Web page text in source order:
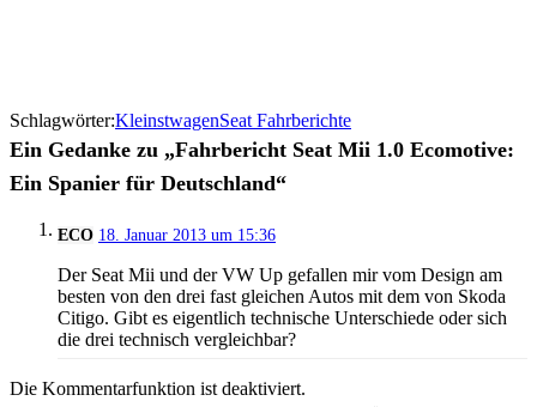
Schlagwörter:KleinstwagenSeat Fahrberichte
Ein Gedanke zu „Fahrbericht Seat Mii 1.0 Ecomotive:
Ein Spanier für Deutschland“
ECO 18. Januar 2013 um 15:36
Der Seat Mii und der VW Up gefallen mir vom Design am
besten von den drei fast gleichen Autos mit dem von Skoda
Citigo. Gibt es eigentlich technische Unterschiede oder sich
die drei technisch vergleichbar?
Die Kommentarfunktion ist deaktiviert.